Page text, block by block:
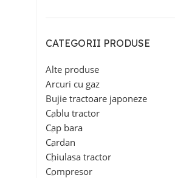
CATEGORII PRODUSE
Alte produse
Arcuri cu gaz
Bujie tractoare japoneze
Cablu tractor
Cap bara
Cardan
Chiulasa tractor
Compresor